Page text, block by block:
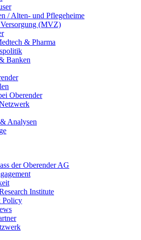
/ Alten- und Pflegeheime
(MVZ)
& Pharma
Banken
Oberender
Analysen
der Oberender AG
Institute
Policy